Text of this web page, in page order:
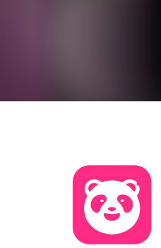
សម្រាប់ World Cup 2026 ដោយសារ